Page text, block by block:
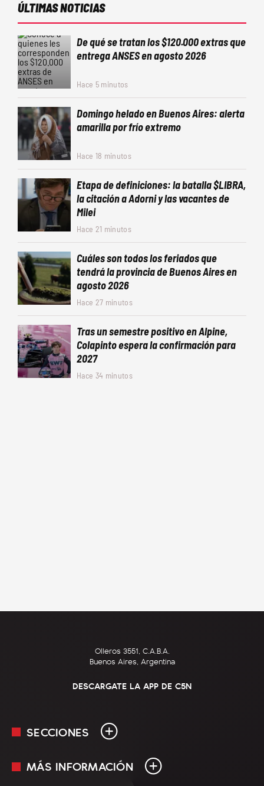
ÚLTIMAS NOTICIAS
De qué se tratan los $120.000 extras que
entrega ANSES en agosto 2026
Hace 5 minutos
Domingo helado en Buenos Aires: alerta
amarilla por frío extremo
Hace 18 minutos
Etapa de definiciones: la batalla $LIBRA,
la citación a Adorni y las vacantes de
Milei
Hace 21 minutos
Cuáles son todos los feriados que
tendrá la provincia de Buenos Aires en
agosto 2026
Hace 27 minutos
Tras un semestre positivo en Alpine,
Colapinto espera la confirmación para
2027
Hace 34 minutos
Olleros 3551, C.A.B.A.
Buenos Aires, Argentina
DESCARGATE LA APP DE C5N
SECCIONES
En Vivo
MÁS INFORMACIÓN